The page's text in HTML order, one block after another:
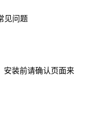
见问题
安装前请确认页面来